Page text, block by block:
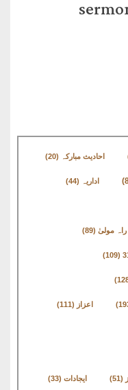
مبارکہ(20)
اداریہ
(89)
اعزاز
ایجادات